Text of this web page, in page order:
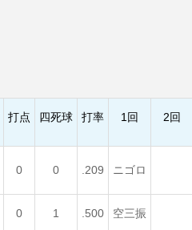
打点 四死球 打率 1回 2回
0 0 .209 ニゴロ
0 1 .500 空三振